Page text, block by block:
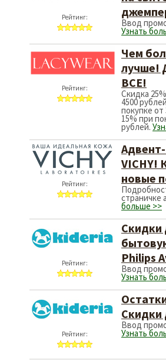
Рейтинг: Ввод
Узнать
Рейтинг:
Чем
лучше!
ВСЕ!
Скидка
4500
покупке от
15% при
рублей.
Рейтинг:
VICHY!
новые
страничке
больше >>
Рейтинг:
Скидки
Philips
Ввод
Узнать
Рейтинг:
Скидки
Ввод
Узнать